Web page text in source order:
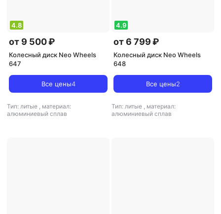
4.8
от 9 500 ₽
Колесный диск Neo Wheels
647
Все цены4
Тип: литые , материал:
алюминиевый сплав
4.9
от 6 799 ₽
Колесный диск Neo Wheels
648
Все цены2
Тип: литые , материал:
алюминиевый сплав